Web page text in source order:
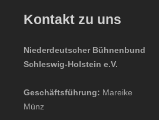
Kontakt zu uns
Niederdeutscher Bühnenbund
Schleswig-Holstein e.V.
Geschäftsführung: Mareike
Münz